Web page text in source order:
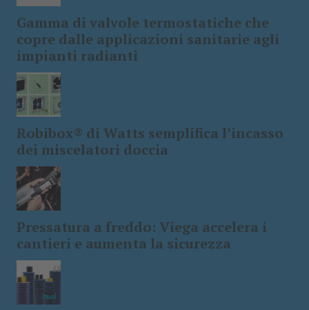
Gamma di valvole termostatiche che
copre dalle applicazioni sanitarie agli
impianti radianti
Robibox® di Watts semplifica l’incasso
dei miscelatori doccia
Pressatura a freddo: Viega accelera i
cantieri e aumenta la sicurezza